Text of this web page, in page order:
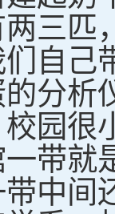
三匹
自己
分析
很小
带就
中间